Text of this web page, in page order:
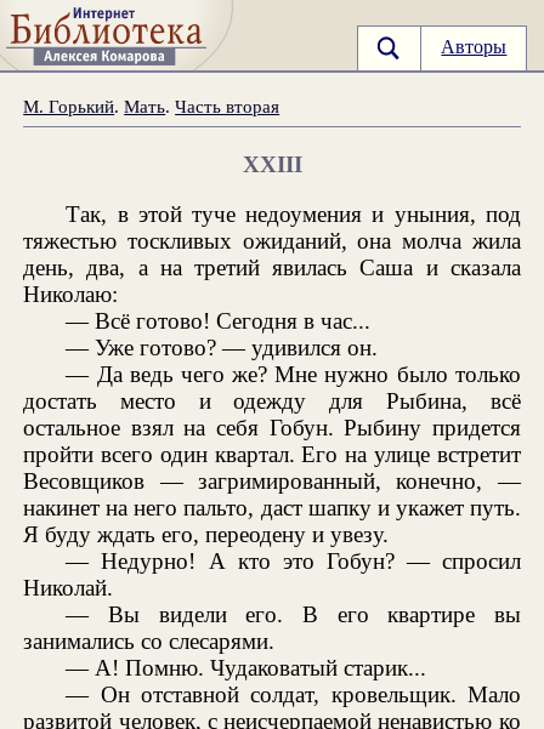
Авторы
М. Горький.Мать.Часть вторая
XXIII
Так, в этой туче недоумения и уныния, под
тяжестью тоскливых ожиданий, она молча жила
день, два, а на третий явилась Саша и сказала
Николаю:
— Всё готово! Сегодня в час...
— Уже готово? — удивился он.
— Да ведь чего же? Мне нужно было только
достать место и одежду для Рыбина, всё
остальное взял на себя Гобун. Рыбину придется
пройти всего один квартал. Его на улице встретит
Весовщиков — загримированный, конечно, —
накинет на него пальто, даст шапку и укажет путь.
Я буду ждать его, переодену и увезу.
— Недурно! А кто это Гобун? — спросил
Николай.
— Вы видели его. В его квартире вы
занимались со слесарями.
— А! Помню. Чудаковатый старик...
— Он отставной солдат, кровельщик. Мало
развитой человек, с неисчерпаемой ненавистью ко